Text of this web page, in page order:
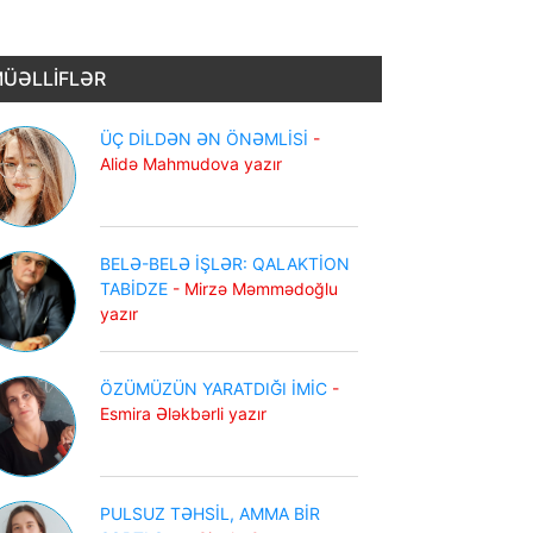
ÜÇ DİLDƏN ƏN ÖNƏMLİSİ -
Alidə Mahmudova yazır
BELƏ-BELƏ İŞLƏR: QALAKTİON
TABİDZE - Mirzə Məmmədoğlu
yazır
ÖZÜMÜZÜN YARATDIĞI İMİC -
Esmira Ələkbərli yazır
PULSUZ TƏHSİL, AMMA BİR